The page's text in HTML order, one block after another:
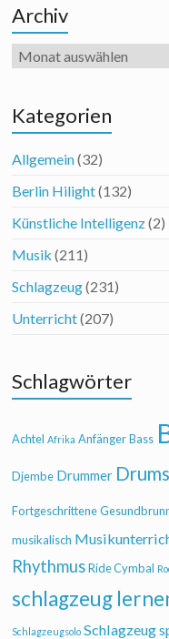
Archiv
Archiv
Kategorien
Allgemein(32)
Berlin Hilight(132)
Künstliche Intelligenz(2)
Musik (211)
Schlagzeug(231)
Unterricht(207)
Schlagwörter
Achtel Afrika Anfänger Bass
Djembe Drummer Drums
Fortgeschrittene
musikalisch
Rhythmus Ride Cymbal
schlagzeug
Schlagzeugsolo Schlagzeug